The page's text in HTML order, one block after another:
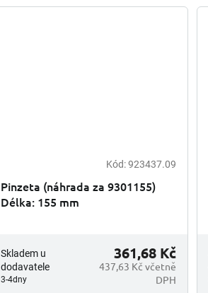
Kód:923437.09
Pinzeta (náhrada za 9301155)
Délka: 155 mm
Skladem u
dodavatele
3-4dny
437,63 Kč včetně
DPH
361,68 Kč